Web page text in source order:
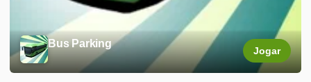
Bus Parking
Jogar